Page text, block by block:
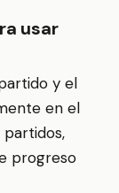
usar
y el
en el
partidos,
progreso